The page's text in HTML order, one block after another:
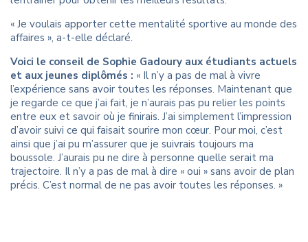
« Je voulais apporter cette mentalité sportive au monde des
affaires », a-t-elle déclaré.
Voici le conseil de Sophie Gadoury aux étudiants actuels
et aux jeunes diplômés : « Il n’y a pas de mal à vivre
l’expérience sans avoir toutes les réponses. Maintenant que
je regarde ce que j’ai fait, je n’aurais pas pu relier les points
entre eux et savoir où je finirais. J’ai simplement l’impression
d’avoir suivi ce qui faisait sourire mon cœur. Pour moi, c’est
ainsi que j’ai pu m’assurer que je suivrais toujours ma
boussole. J’aurais pu ne dire à personne quelle serait ma
trajectoire. Il n’y a pas de mal à dire « oui » sans avoir de plan
précis. C’est normal de ne pas avoir toutes les réponses. »